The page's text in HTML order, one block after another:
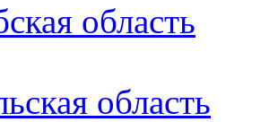
область
область